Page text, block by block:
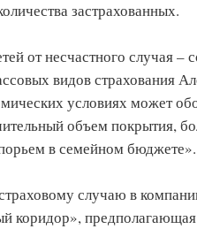
застрахованных.
от несчастного случая
видов страхования
условиях может
объем покрытия,
в семейном бюджете».
случаю в
коридор»,